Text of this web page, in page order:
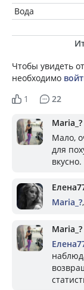
Вода
Чтобы увидеть
необходимо
1
22
Mariа_?
Мало,
для
вкусно.
Mariа_?
Mariа_?